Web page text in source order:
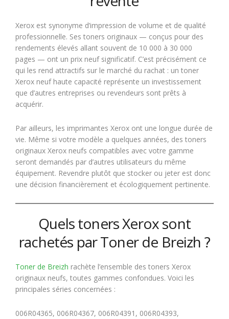
Xerox est synonyme d’impression de volume et de qualité
professionnelle. Ses toners originaux — conçus pour des
rendements élevés allant souvent de 10 000 à 30 000
pages — ont un prix neuf significatif. C’est précisément ce
qui les rend attractifs sur le marché du rachat : un toner
Xerox neuf haute capacité représente un investissement
que d’autres entreprises ou revendeurs sont prêts à
acquérir.
Par ailleurs, les imprimantes Xerox ont une longue durée de
vie. Même si votre modèle a quelques années, des toners
originaux Xerox neufs compatibles avec votre gamme
seront demandés par d’autres utilisateurs du même
équipement. Revendre plutôt que stocker ou jeter est donc
une décision financièrement et écologiquement pertinente.
Quels toners Xerox sont
rachetés par Toner de Breizh ?
Toner de Breizh rachète l’ensemble des toners Xerox
originaux neufs, toutes gammes confondues. Voici les
principales séries concernées :
006R04365, 006R04367, 006R04391, 006R04393,